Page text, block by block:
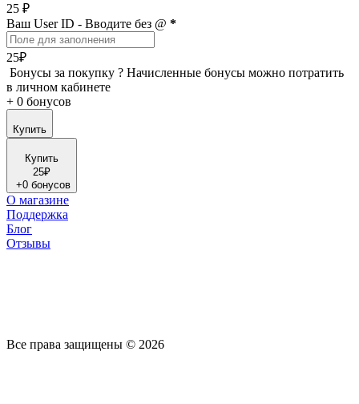
25 ₽
Ваш User ID - Вводите без @ *
25₽
Бонусы за покупку ? Начисленные бонусы можно потратить
в личном кабинете
+ 0 бонусов
Купить
Купить
25₽
+0 бонусов
О магазине
Поддержка
Блог
Отзывы
Все права защищены © 2026